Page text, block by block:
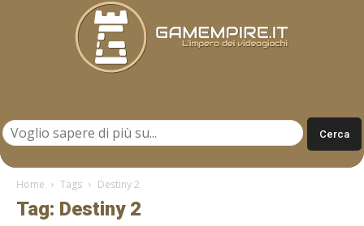
Home Tags Destiny 2
Tag: Destiny 2